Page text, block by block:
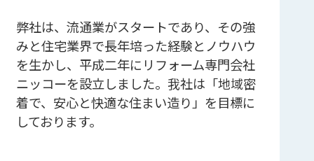
弊社は、流通業がスタートであり、その強
みと住宅業界で長年培った経験とノウハウ
を生かし、平成二年にリフォーム専門会社
ニッコーを設立しました。我社は「地域密
着で、安心と快適な住まい造り」を目標に
しております。